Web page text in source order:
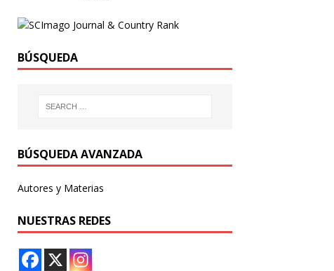
BÚSQUEDA
BÚSQUEDA AVANZADA
Autores y Materias
NUESTRAS REDES